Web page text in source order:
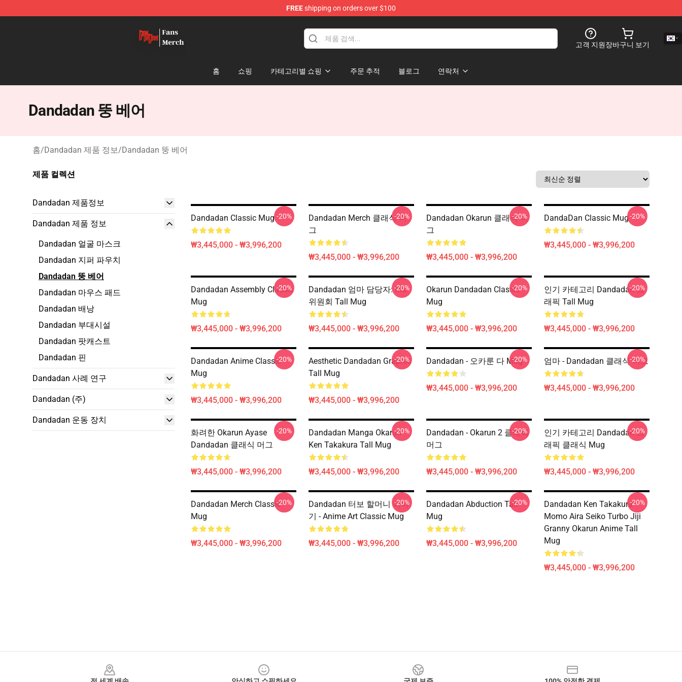
FREEshipping on orders over $100
고객 지원장바구니 보기
홈 쇼핑 카테고리별 쇼핑 주문 추적 블로그 연락처
Dandadan 뚱 베어
홈/Dandadan 제품 정보/Dandadan 뚱 베어
제품 컬렉션
Dandadan 제품정보
Dandadan 제품 정보
Dandadan 얼굴 마스크
Dandadan 지퍼 파우치
Dandadan 뚱 베어
Dandadan 마우스 패드
Dandadan 배낭
Dandadan 부대시설
Dandadan 팟캐스트
Dandadan 핀
Dandadan 사례 연구
Dandadan (주)
Dandadan 운동 장치
Dandadan Classic Mug
₩3,445,000 - ₩3,996,200
-20%
Dandadan Merch 클래식 머
그
₩3,445,000 - ₩3,996,200
-20%
Dandadan Okarun 클래식 머
그
₩3,445,000 - ₩3,996,200
-20% DandaDan Classic Mug
₩3,445,000 - ₩3,996,200
-20%
Dandadan Assembly Classic
Mug
₩3,445,000 - ₩3,996,200
-20%
Dandadan 엄마 담당자: Ms.
위원회 Tall Mug
₩3,445,000 - ₩3,996,200
-20%
Okarun Dandadan Classic
Mug
₩3,445,000 - ₩3,996,200
-20%
인기 카테고리 Dandadan 그
래픽 Tall Mug
₩3,445,000 - ₩3,996,200
-20%
Dandadan Anime Classic
Mug
₩3,445,000 - ₩3,996,200
-20%
Aesthetic Dandadan Graphic
Tall Mug
₩3,445,000 - ₩3,996,200
-20% Dandadan - 오카룬 다 Mug
₩3,445,000 - ₩3,996,200
-20% 엄마 - Dandadan 클래식 머그
₩3,445,000 - ₩3,996,200
-20%
화려한 Okarun Ayase
Dandadan 클래식 머그
₩3,445,000 - ₩3,996,200
-20%
Dandadan Manga Okarun
Ken Takakura Tall Mug
₩3,445,000 - ₩3,996,200
-20%
Dandadan - Okarun 2 클래식
머그
₩3,445,000 - ₩3,996,200
-20%
인기 카테고리 Dandadan 그
래픽 클래식 Mug
₩3,445,000 - ₩3,996,200
-20%
Dandadan Merch Classic
Mug
₩3,445,000 - ₩3,996,200
-20%
Dandadan 터보 할머니 이야
기 - Anime Art Classic Mug
₩3,445,000 - ₩3,996,200
-20%
Dandadan Abduction Tall
Mug
₩3,445,000 - ₩3,996,200
-20%
Dandadan Ken Takakura
Momo Aira Seiko Turbo Jiji
Granny Okarun Anime Tall
Mug
₩3,445,000 - ₩3,996,200
-20%